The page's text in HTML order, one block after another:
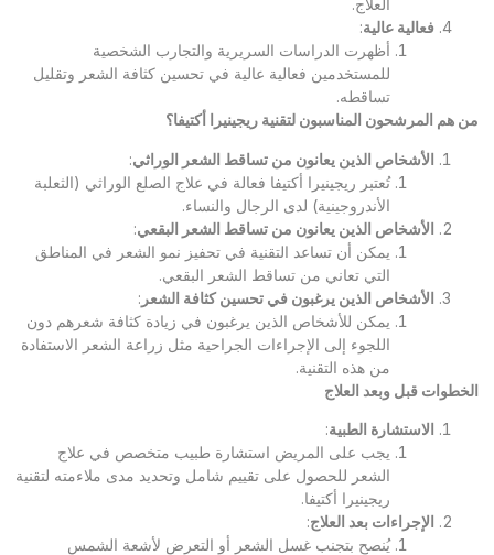
العلاج.
فعالية عالية:
أظهرت الدراسات السريرية والتجارب الشخصية
للمستخدمين فعالية عالية في تحسين كثافة الشعر وتقليل
تساقطه.
من هم المرشحون المناسبون لتقنية ريجينيرا أكتيفا؟
الأشخاص الذين يعانون من تساقط الشعر الوراثي:
تُعتبر ريجينيرا أكتيفا فعالة في علاج الصلع الوراثي (الثعلبة
الأندروجينية) لدى الرجال والنساء.
الأشخاص الذين يعانون من تساقط الشعر البقعي:
يمكن أن تساعد التقنية في تحفيز نمو الشعر في المناطق
التي تعاني من تساقط الشعر البقعي.
الأشخاص الذين يرغبون في تحسين كثافة الشعر :
يمكن للأشخاص الذين يرغبون في زيادة كثافة شعرهم دون
اللجوء إلى الإجراءات الجراحية مثل زراعة الشعر الاستفادة
من هذه التقنية.
الخطوات قبل وبعد العلاج
الاستشارة الطبية:
يجب على المريض استشارة طبيب متخصص في علاج
الشعر للحصول على تقييم شامل وتحديد مدى ملاءمته لتقنية
ريجينيرا أكتيفا.
الإجراءات بعد العلاج:
يُنصح بتجنب غسل الشعر أو التعرض لأشعة الشمس